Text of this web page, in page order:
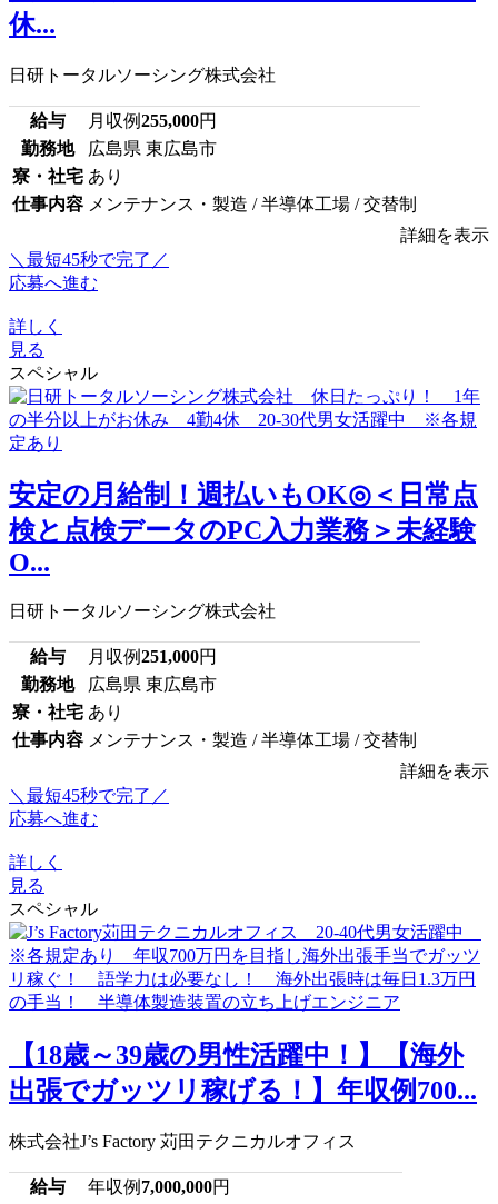
休...
日研トータルソーシング株式会社
給与 月収例255,000円
勤務地
広島県 東広島市
寮・社宅 あり
仕事内容 メンテナンス・製造 / 半導体工場 / 交替制
詳細を表示
＼最短45秒で完了／
応募へ進む
詳しく
見る
スペシャル
安定の月給制！週払いもOK◎＜日常点
検と点検データのPC入力業務＞未経験
O...
日研トータルソーシング株式会社
給与 月収例251,000円
勤務地
広島県 東広島市
寮・社宅 あり
仕事内容 メンテナンス・製造 / 半導体工場 / 交替制
詳細を表示
＼最短45秒で完了／
応募へ進む
詳しく
見る
スペシャル
【18歳～39歳の男性活躍中！】【海外
出張でガッツリ稼げる！】年収例700...
株式会社J’s Factory 苅田テクニカルオフィス
給与 年収例 7,000,000円